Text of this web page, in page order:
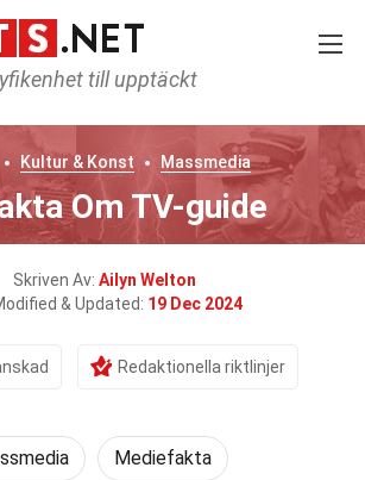
till upptäckt
Kultur & Konst Massmedia
Om TV-guide
Skriven Av: Ailyn Welton
& Updated: 19 Dec 2024
Redaktionella riktlinjer
Mediefakta